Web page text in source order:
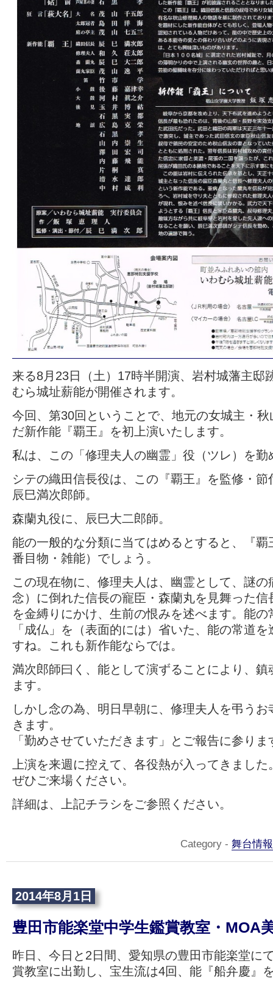
来る8月23日（土）17時半開演、岩村城藩主邸
むら城址薪能が開催されます。
今回、第30回ということで、地元の女城主・
だ新作能『覇王』を初上演いたします。
私は、この「修理夫人の幽霊」役（ツレ）を勤
シテの織田信長役は、この『覇王』を監修・
辰巳満次郎師。
森蘭丸役に、辰巳大二郎師。
能の一般的な分類に当てはめるとすると、『覇
番目物・雑能）でしょう。
この現在物に、修理夫人は、幽霊として、謎の
念）に倒れた信長の寵臣・森蘭丸を見舞った信
を金縛りにかけ、生前の恨みを述べます。能
「成仏」を（表面的には）省いた、能の常道
すね。これも新作能ならでは。
満次郎師曰く、能として演ずることにより、鎮
ます。
しかし念の為、明日早朝に、修理夫人を弔う
きます。
「勤めさせていただきます」とご報告に参りま
上演を来週に控えて、各役熱が入ってきました
ぜひご来場ください。
詳細は、上記チラシをご参照ください。
Category - 舞台情報
2014年8月1日
豊田市能楽堂中学生鑑賞教室・MOA
昨日、今日と2日間、愛知県の豊田市能楽堂に
賞教室に出勤し、宝生流は4回、能『船弁慶』